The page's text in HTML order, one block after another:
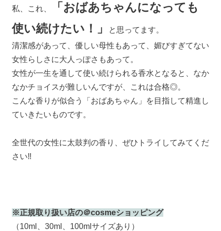
私、これ、
「おばあちゃんになっても
使い続けたい！」
と思ってます。
清潔感があって、優しい母性もあって、媚びすぎてない
女性らしさに大人っぽさもあって。
女性が一生を通して使い続けられる香水となると、なか
なかチョイスが難しいんですが、これは合格◎。
こんな香りが似合う「おばあちゃん」を目指して精進し
ていきたいものです。
全世代の女性に太鼓判の香り、ぜひトライしてみてくだ
さい‼
※正規取り扱い店の＠cosmeショッピング
（10ml、30ml、100mlサイズあり）